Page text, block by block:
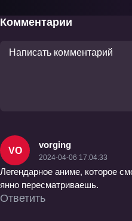
Комментарии
VO
vorging
2024-04-06 17:04:33
Легендарное аниме, которое
янно пересматриваешь.
Ответить